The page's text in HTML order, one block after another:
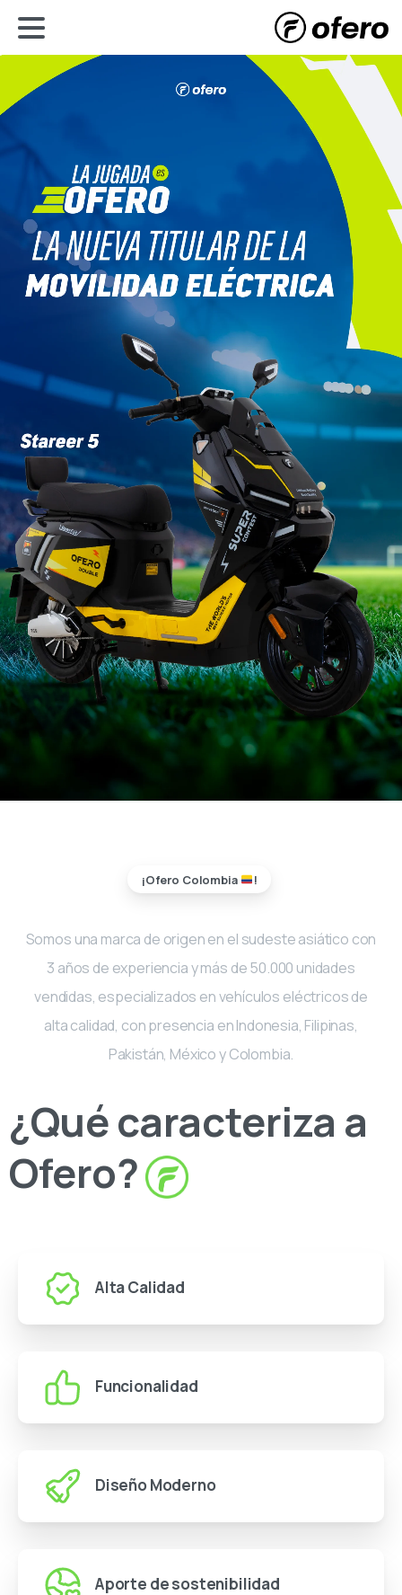
¡Ofero Colombia !
Somos una marca de origen en el sudeste asiático con
3 años de experiencia y más de 50.000 unidades
vendidas, especializados en vehículos eléctricos de
alta calidad, con presencia en Indonesia, Filipinas,
Pakistán, México y Colombia.
¿Qué caracteriza a
Ofero?
Alta Calidad
Funcionalidad
Diseño Moderno
Aporte de sostenibilidad